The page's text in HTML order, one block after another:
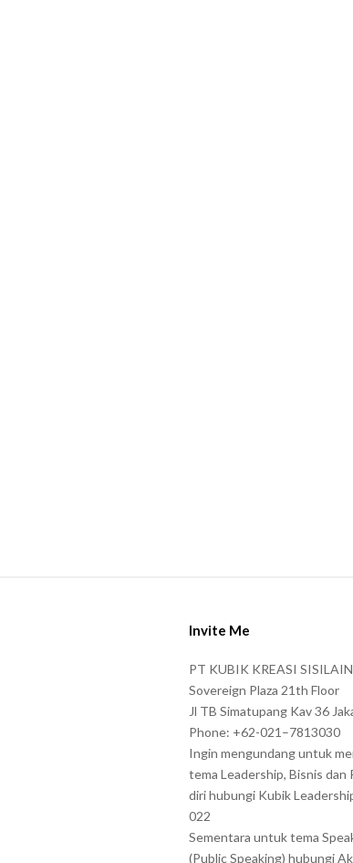
Invite Me
PT KUBIK KREASI SISILAIN
Sovereign Plaza 21th Floor
Jl TB Simatupang Kav 36
Phone: +62-021–7813030
Ingin mengundang untuk
tema Leadership, Bisnis dan
diri hubungi Kubik
022
Sementara untuk tema
(Public Speaking) hubungi